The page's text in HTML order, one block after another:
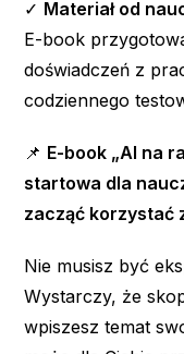
✓ Materiał od
E-book
doświadczeń z
codziennego
📌 E-book „AI na
startowa dla
zacząć korzystać
Nie musisz być
Wystarczy, że
wpiszesz temat